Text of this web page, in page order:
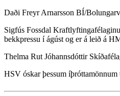
Daði Freyr Arnarsson BÍ/
Sigfús Fossdal
bekkpressu í ágúst og er á leið á
Thelma Rut Jóhannsdóttir
HSV óskar þessum